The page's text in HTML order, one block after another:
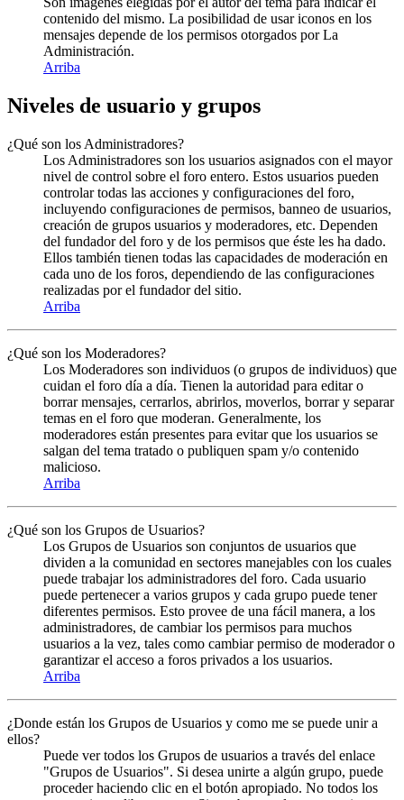
contenido del mismo. La posibilidad de usar iconos en los
mensajes depende de los permisos otorgados por La
Administración.
Arriba
Niveles de usuario y grupos
¿Qué son los Administradores?
Los Administradores son los usuarios asignados con el mayor
nivel de control sobre el foro entero. Estos usuarios pueden
controlar todas las acciones y configuraciones del foro,
incluyendo configuraciones de permisos, banneo de usuarios,
creación de grupos usuarios y moderadores, etc. Dependen
del fundador del foro y de los permisos que éste les ha dado.
Ellos también tienen todas las capacidades de moderación en
cada uno de los foros, dependiendo de las configuraciones
realizadas por el fundador del sitio.
Arriba
¿Qué son los Moderadores?
Los Moderadores son individuos (o grupos de individuos) que
cuidan el foro día a día. Tienen la autoridad para editar o
borrar mensajes, cerrarlos, abrirlos, moverlos, borrar y separar
temas en el foro que moderan. Generalmente, los
moderadores están presentes para evitar que los usuarios se
salgan del tema tratado o publiquen spam y/o contenido
malicioso.
Arriba
¿Qué son los Grupos de Usuarios?
Los Grupos de Usuarios son conjuntos de usuarios que
dividen a la comunidad en sectores manejables con los cuales
puede trabajar los administradores del foro. Cada usuario
puede pertenecer a varios grupos y cada grupo puede tener
diferentes permisos. Esto provee de una fácil manera, a los
administradores, de cambiar los permisos para muchos
usuarios a la vez, tales como cambiar permiso de moderador o
garantizar el acceso a foros privados a los usuarios.
Arriba
¿Donde están los Grupos de Usuarios y como me se puede unir a
ellos?
Puede ver todos los Grupos de usuarios a través del enlace
"Grupos de Usuarios". Si desea unirte a algún grupo, puede
proceder haciendo clic en el botón apropiado. No todos los